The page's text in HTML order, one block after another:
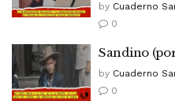
by Cuaderno
0
Sandino
by Cuaderno
0